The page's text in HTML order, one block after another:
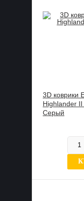
3D коврики
Highlander
Серый
В наличии